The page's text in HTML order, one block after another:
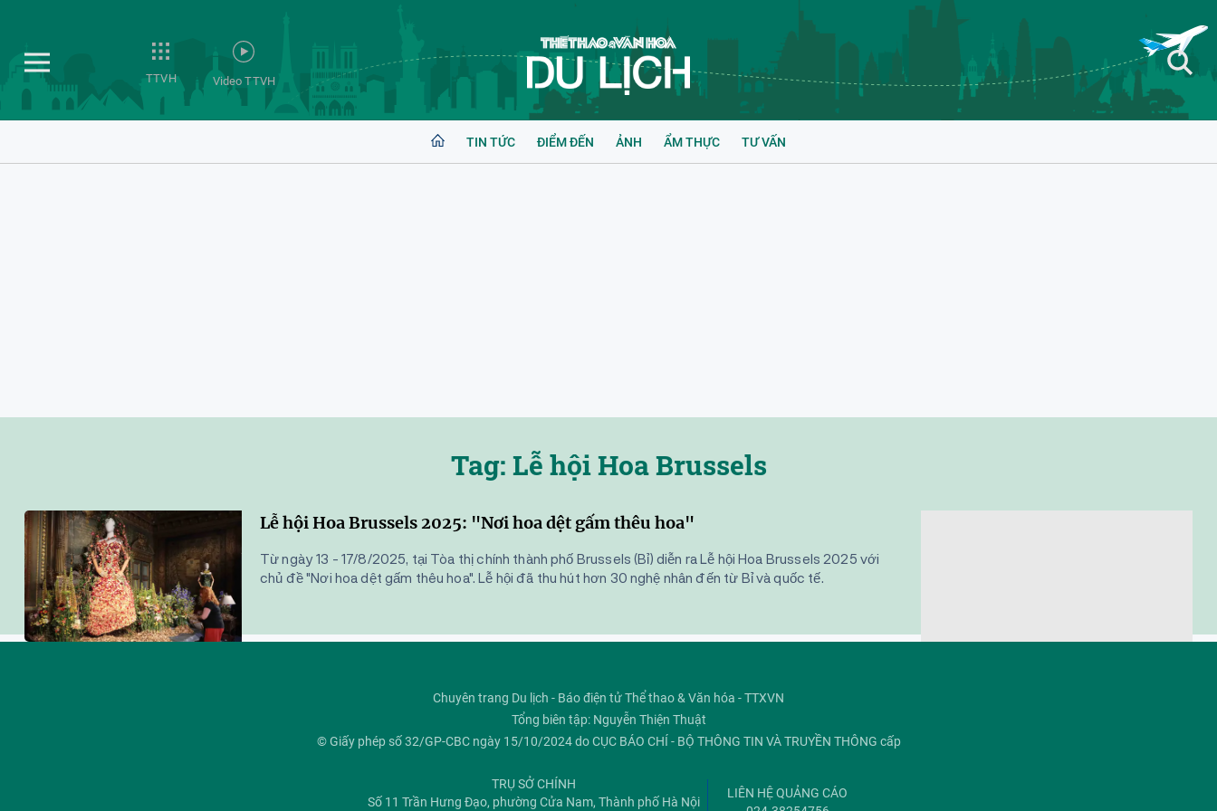
TTVH Video TTVH
TIN TỨC ĐIỂM ĐẾN ẢNH ẨM THỰC TƯ VẤN
Tag: Lễ hội Hoa Brussels
Lễ hội Hoa Brussels 2025: "Nơi hoa dệt gấm thêu hoa"
Từ ngày 13 - 17/8/2025, tại Tòa thị chính thành phố Brussels (Bỉ) diễn ra Lễ hội Hoa Brussels 2025 với
chủ đề "Nơi hoa dệt gấm thêu hoa". Lễ hội đã thu hút hơn 30 nghệ nhân đến từ Bỉ và quốc tế.
Chuyên trang Du lịch - Báo điện tử Thể thao & Văn hóa - TTXVN
Tổng biên tập: Nguyễn Thiện Thuật
© Giấy phép số 32/GP-CBC ngày 15/10/2024 do CỤC BÁO CHÍ - BỘ THÔNG TIN VÀ TRUYỀN THÔNG cấp
TRỤ SỞ CHÍNH
Số 11 Trần Hưng Đạo, phường Cửa Nam, Thành phố Hà Nội
LIÊN HỆ QUẢNG CÁO